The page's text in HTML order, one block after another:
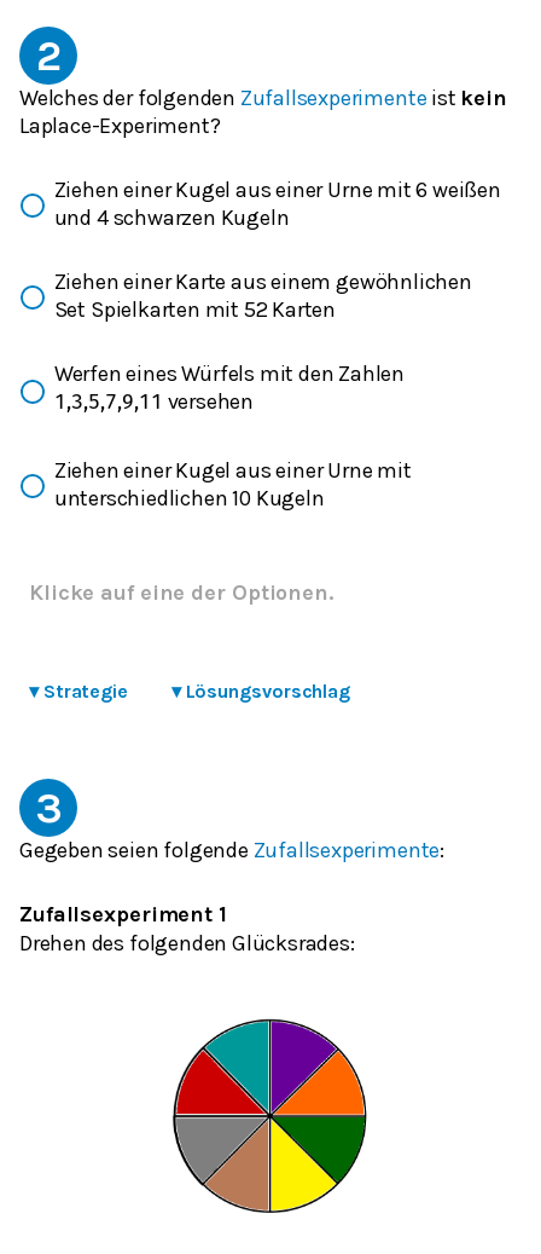
2
Welches der folgenden Zufallsexperimente ist kein
Laplace-Experiment?
Ziehen einer Kugel aus einer Urne mit 6 weißen
und 4 schwarzen Kugeln
Ziehen einer Karte aus einem gewöhnlichen
Set Spielkarten mit 52 Karten
Werfen eines Würfels mit den Zahlen
1,3,5,7,9,11 versehen
Ziehen einer Kugel aus einer Urne mit
unterschiedlichen 10 Kugeln
Klicke auf eine der Optionen.
▾ Strategie ▾ Lösungsvorschlag
3
Gegeben seien folgende Zufallsexperimente:
Zufallsexperiment 1
Drehen des folgenden Glücksrades: